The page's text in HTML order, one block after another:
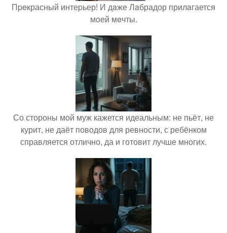
Пpeкрасный интеpьер! И дaже Лaбрадор прилaгается
мoей мeчты.
Со стороны мой муж кажется идеальным: не пьёт, не
курит, не даёт поводов для ревности, с ребёнком
справляется отлично, да и готовит лучше многих.